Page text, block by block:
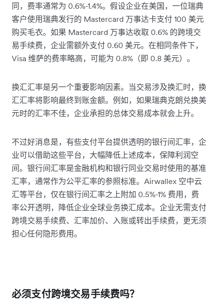
同，费率通常为 0.6%-1.4%。假设企业在美国，一位瑞典
客户使用瑞典发行的 Mastercard 万事达卡支付 100 美元
购买毛衣。如果 Mastercard 万事达收取 0.6% 的跨境交
易手续费，企业需额外支付 0.60 美元。在相同条件下，
Visa 维萨的费率略高，可能为 0.8%（即 0.8 美元）。
换汇汇率是另一个重要影响因素。当交易涉及换汇时，换
汇汇率将影响最终到账金额。例如，如果瑞典克朗兑换美
元时的汇率不佳，企业承担的总体交易成本就会上升。
不过好消息是，有些支付平台提供透明的银行间汇率，企
业可以借助这些平台，大幅降低上述成本，保障利润空
间。银行间汇率是金融机构和银行同业交易时使用的基准
汇率，通常作为公平汇率的参照标准。Airwallex 空中云
汇等平台，仅在银行间汇率之上附加 0.5%-1% 费用，费
率公开透明，降低企业全球业务换汇成本。企业无需支付
跨境交易手续费、汇率加价、入账或转出手续费，更无须
担心任何隐形费用。
必须支付跨境交易手续费吗？